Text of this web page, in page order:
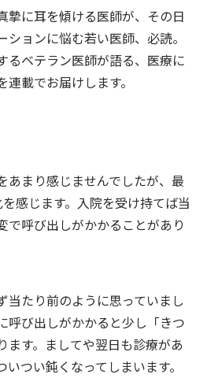
摯に耳を傾ける医師が、その日
ョンに悩む若い医師、必読。
るベテラン医師が語る、医療に
載でお届けします。
あまり感じませんでしたが、最
感じます。入院を受け持てば当
で呼び出しがかかることがあり
当たり前のように思っていまし
呼び出しがかかると少し「きつ
ます。ましてや翌日も診療があ
つい鈍くなってしまいます。